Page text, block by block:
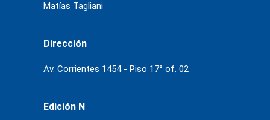
Matías Tagliani
Dirección
Av. Corrientes 1454 - Piso 17° of. 02
Edición N